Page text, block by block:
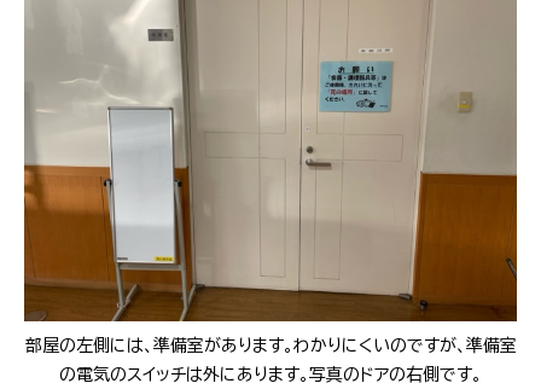
部屋の左側には、準備室があります。わかりにくいのですが、準備室
の電気のスイッチは外にあります。写真のドアの右側です。